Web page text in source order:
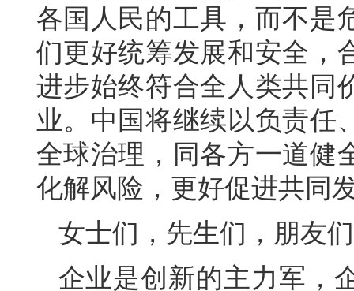
各国人民的工具，而不是
们更好统筹发展和安全，
进步始终符合全人类共同
业。中国将继续以负责任
全球治理，同各方一道健
化解风险，更好促进共同
女士们，先生们，朋友
企业是创新的主力军，